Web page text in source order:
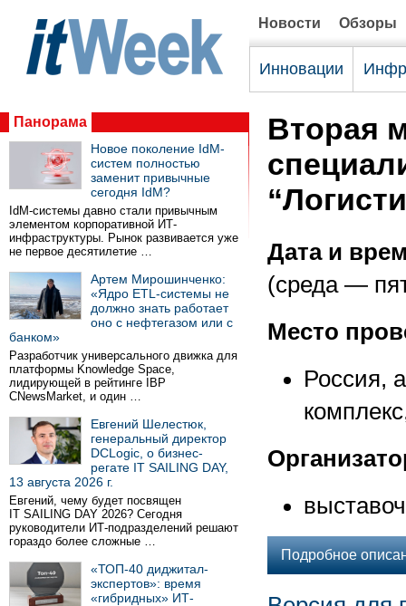
Новости Обзоры
Инновации
Панорама
Новое поколение IdM-
систем полностью
заменит привычные
сегодня IdM?
IdM-системы давно стали привычным
элементом корпоративной ИТ-
инфраструктуры. Рынок развивается уже
не первое десятилетие …
Артем Мирошинченко:
«Ядро ETL-системы не
должно знать работает
оно с нефтегазом или с
банком»
Разработчик универсального движка для
платформы Knowledge Space,
лидирующей в рейтинге IBP
CNewsMarket, и один …
Евгений Шелестюк,
генеральный директор
DCLogic, о бизнес-
регате IT SAILING DAY,
13 августа 2026 г.
Евгений, чему будет посвящен
IT SAILING DAY 2026? Сегодня
руководители ИТ-подразделений решают
гораздо более сложные …
«ТОП-40 диджитал-
экспертов»: время
«гибридных» ИТ-
Вторая
Дата и
(среда —
Место
Россия,
Подробное